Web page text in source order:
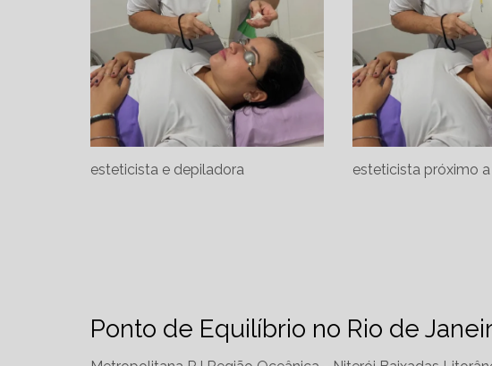
esteticista e depiladora esteticista próximo
Ponto de Equilíbrio no Rio de